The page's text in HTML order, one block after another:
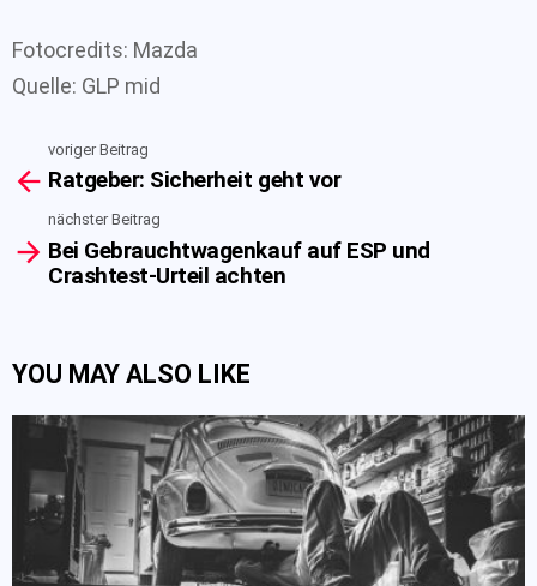
Fotocredits: Mazda
Quelle: GLP mid
more
voriger Beitrag
Ratgeber: Sicherheit geht vor
nächster Beitrag
Bei Gebrauchtwagenkauf auf ESP und
Crashtest-Urteil achten
YOU MAY ALSO LIKE